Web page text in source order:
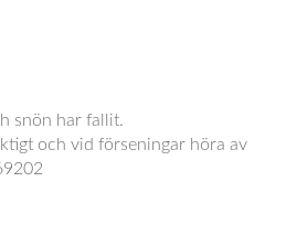
snön har fallit.
och vid förseningar höra av